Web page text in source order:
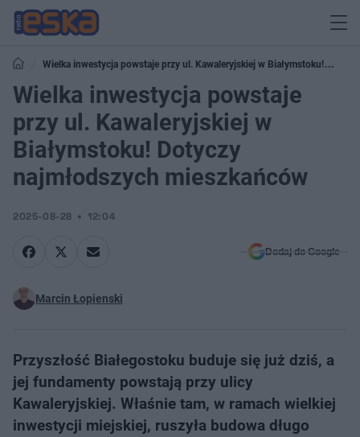
Wielka inwestycja powstaje przy ul. Kawaleryjskiej w Białymstoku!
Dotyczy najmłodszych mieszkańców
Wielka inwestycja powstaje
przy ul. Kawaleryjskiej w
Białymstoku! Dotyczy
najmłodszych mieszkańców
2025-08-28 12:04
Dodaj do Google
Marcin Łopienski
Przyszłość Białegostoku buduje się już dziś, a
jej fundamenty powstają przy ulicy
Kawaleryjskiej. Właśnie tam, w ramach wielkiej
inwestycji miejskiej, ruszyła budowa długo